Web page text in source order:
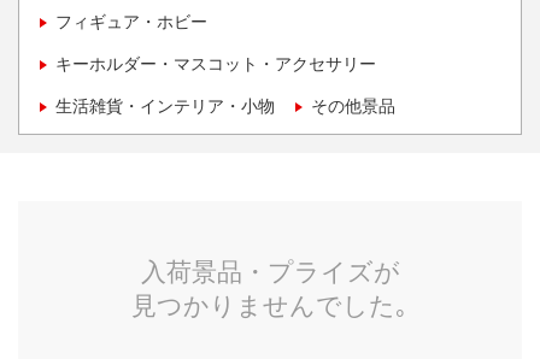
フィギュア・ホビー
キーホルダー・マスコット・アクセサリー
生活雑貨・インテリア・小物 その他景品